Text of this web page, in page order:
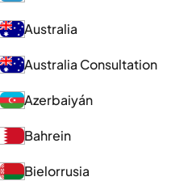
Australia
Australia Consultation
Azerbaiyán
Bahrein
Bielorrusia